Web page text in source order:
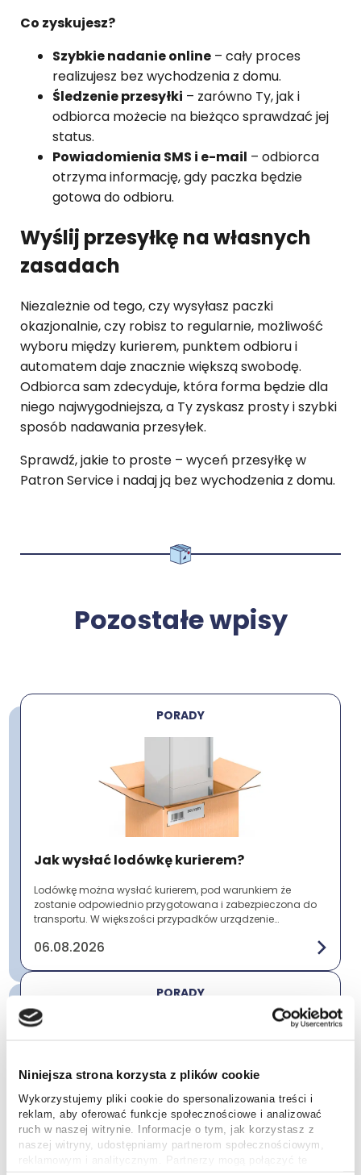
Niniejsza strona korzysta z plików cookie
Wykorzystujemy pliki cookie do spersonalizowania treści i
reklam, aby oferować funkcje społecznościowe i analizować
ruch w naszej witrynie. Informacje o tym, jak korzystasz z
naszej witryny, udostępniamy partnerom społecznościowym,
reklamowym i analitycznym. Partnerzy mogą połączyć te
Co zyskujesz?
Szybkie nadanie online – cały proces
realizujesz bez wychodzenia z domu.
Śledzenie przesyłki – zarówno Ty, jak i
odbiorca możecie na bieżąco sprawdzać jej
status.
Powiadomienia SMS i e-mail – odbiorca
otrzyma informację, gdy paczka będzie
gotowa do odbioru.
Wyślij przesyłkę na własnych
zasadach
Niezależnie od tego, czy wysyłasz paczki
okazjonalnie, czy robisz to regularnie, możliwość
wyboru między kurierem, punktem odbioru i
automatem daje znacznie większą swobodę.
Odbiorca sam zdecyduje, która forma będzie dla
niego najwygodniejsza, a Ty zyskasz prosty i szybki
sposób nadawania przesyłek.
Sprawdź, jakie to proste – wyceń przesyłkę w
Patron Service i nadaj ją bez wychodzenia z domu.
Pozostałe wpisy
PORADY
Jak wysłać lodówkę kurierem?
Lodówkę można wysłać kurierem, pod warunkiem że
zostanie odpowiednio przygotowana i zabezpieczona do
transportu. W większości przypadków urządzenie
06.08.2026
PORADY
Czym jest i jak działa centrum
logistyczne?